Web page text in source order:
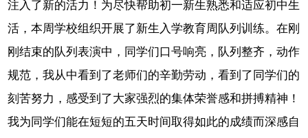
注入了新的活力！为尽快帮助初一新生熟悉和适应初中生
活，本周学校组织开展了新生入学教育周队列训练。在刚
刚结束的队列表演中，同学们口号响亮，队列整齐，动作
规范，我从中看到了老师们的辛勤劳动，看到了同学们的
刻苦努力，感受到了大家强烈的集体荣誉感和拼搏精神！
我为同学们能在短短的五天时间取得如此的成绩而深感自